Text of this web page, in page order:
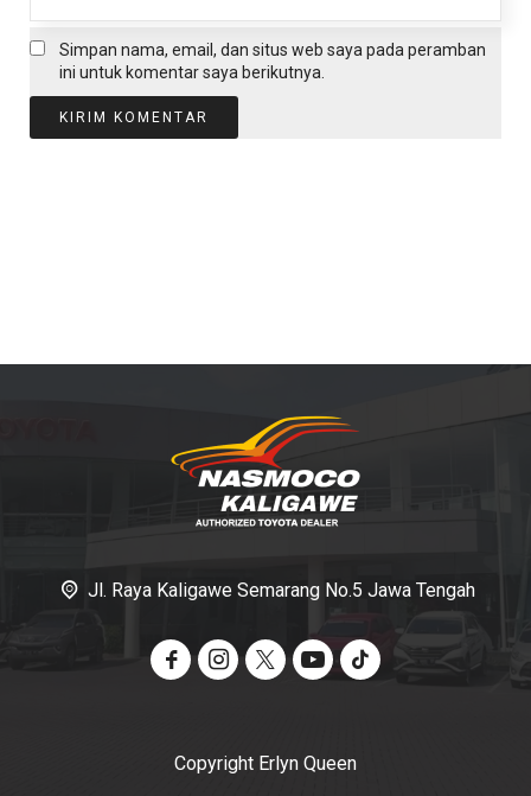
Simpan nama, email, dan situs web saya pada peramban
ini untuk komentar saya berikutnya.
Jl. Raya Kaligawe Semarang No.5 Jawa Tengah
Copyright Erlyn Queen